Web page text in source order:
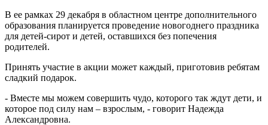
В ее рамках 29 декабря в областном центре дополнительного
образования планируется проведение новогоднего праздника
для детей-сирот и детей, оставшихся без попечения
родителей.
Принять участие в акции может каждый, приготовив ребятам
сладкий подарок.
- Вместе мы можем совершить чудо, которого так ждут дети, и
которое под силу нам – взрослым, - говорит Надежда
Александровна.